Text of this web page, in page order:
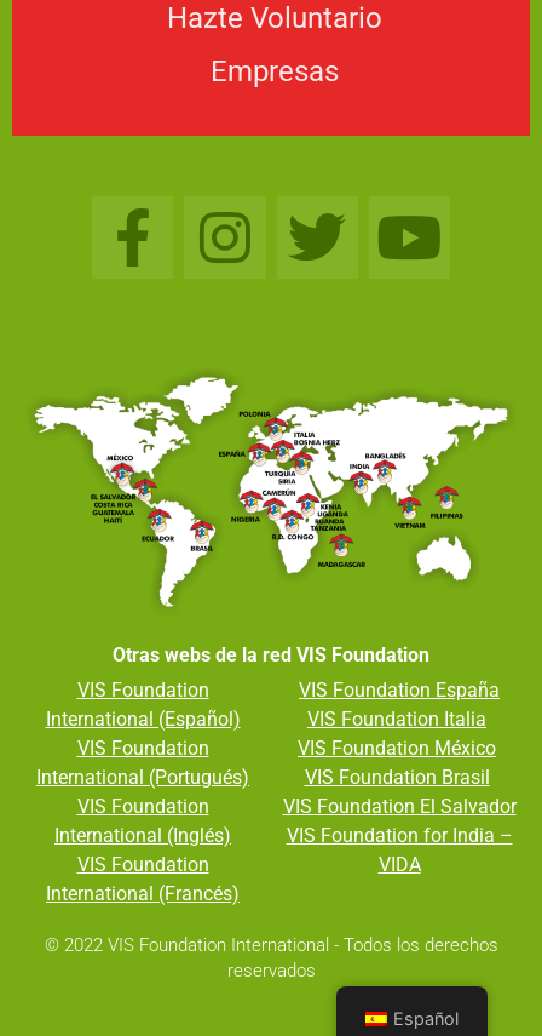
Hazte Voluntario​
Empresas
Otras webs de la red VIS Foundation
VIS Foundation
International (Español)
VIS Foundation
International (Portugués)
VIS Foundation
International (Inglés)
VIS Foundation
International (Francés)
VIS Foundation España
VIS Foundation Italia
VIS Foundation México
VIS Foundation Brasil
VIS Foundation El Salvador
VIS Foundation for India –
VIDA
© 2022 VIS Foundation International - Todos los derechos
reservados
Español